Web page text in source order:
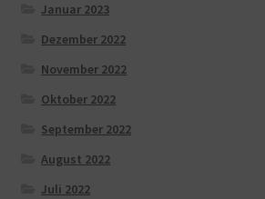
Januar 2023
Dezember 2022
November 2022
Oktober 2022
September 2022
August 2022
Juli 2022